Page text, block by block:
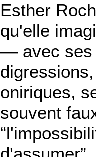
Esther
qu'elle
— avec ses
oniriques,
souvent